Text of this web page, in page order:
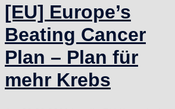
[EU] Europe’s
Beating Cancer
Plan – Plan für
mehr Krebs